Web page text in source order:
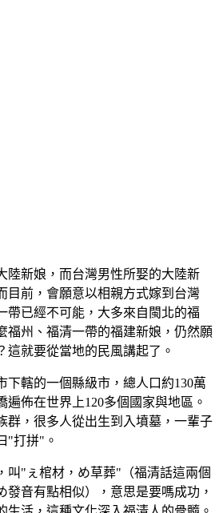
陸新娘，而台灣男性所娶的大陸新
目前，會願意以相親方式嫁到台灣
帶已經不可能，大多來自閩北的福
福州、福清一帶的福建新娘，仍然願
這就要從當地的民風講起了。
下轄的一個縣級市，總人口約130萬
遍佈在世界上120多個國家與地區。
群，很多人從出生到入墳墓，一輩子
"打拼"。
叫"ぇ棺材，め草葬"（福清話這兩個
發音有點相似），意思是要嗎成功，